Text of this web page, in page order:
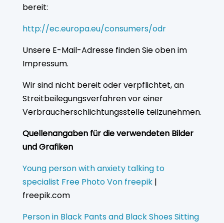
bereit:
http://ec.europa.eu/consumers/odr
Unsere E-Mail-Adresse finden Sie oben im
Impressum.
Wir sind nicht bereit oder verpflichtet, an
Streitbeilegungsverfahren vor einer
Verbraucherschlichtungsstelle teilzunehmen.
Quellenangaben für die verwendeten Bilder
und Grafiken
Young person with anxiety talking to
specialist Free Photo Von freepik|
freepik.com
Person in Black Pants and Black Shoes Sitting